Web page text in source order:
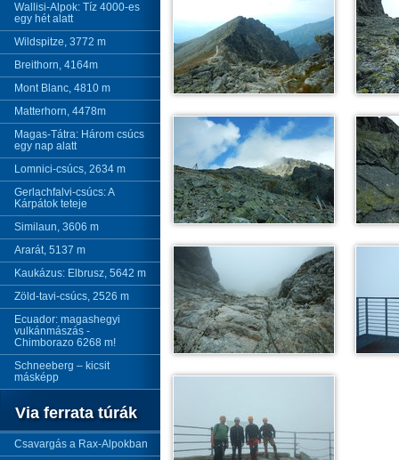
Wallisi-Alpok: Tíz 4000-es
egy hét alatt
Wildspitze, 3772 m
Breithorn, 4164m
Mont Blanc, 4810 m
Matterhorn, 4478m
Magas-Tátra: Három csúcs
egy nap alatt
Lomnici-csúcs, 2634 m
Gerlachfalvi-csúcs: A
Kárpátok teteje
Similaun, 3606 m
Ararát, 5137 m
Kaukázus: Elbrusz, 5642 m
Zöld-tavi-csúcs, 2526 m
Ecuador: magashegyi
vulkánmászás -
Chimborazo 6268 m!
Schneeberg – kicsit
másképp
Via ferrata túrák
Csavargás a Rax-Alpokban